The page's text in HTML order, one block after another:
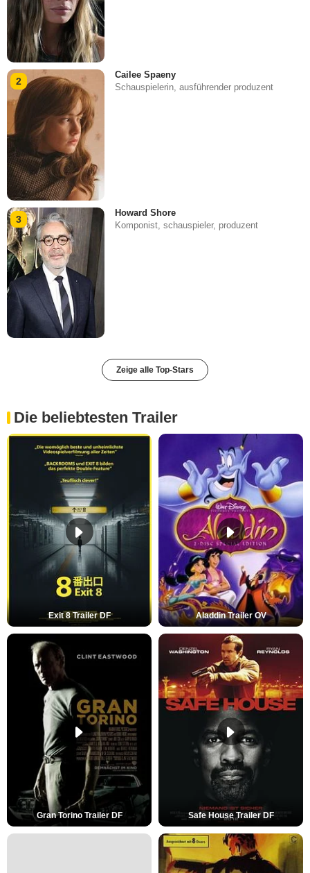
2
Cailee Spaeny
Schauspielerin, ausführender produzent
3
Howard Shore
Komponist, schauspieler, produzent
Zeige alle Top-Stars
Die beliebtesten Trailer
Exit 8 Trailer DF Aladdin Trailer OV
Gran Torino Trailer DF Safe House Trailer DF